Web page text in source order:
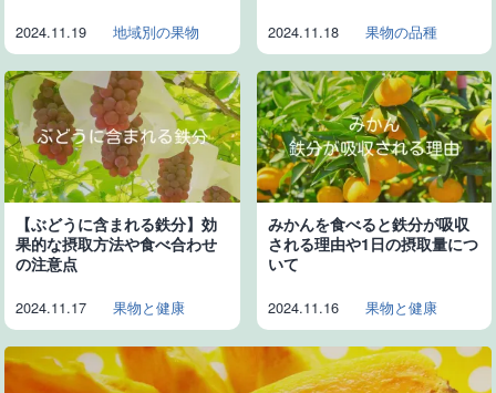
2024.11.19 地域別の果物 2024.11.18 果物の品種
【ぶどうに含まれる鉄分】効
果的な摂取方法や食べ合わせ
の注意点
2024.11.17 果物と健康
みかんを食べると鉄分が吸収
される理由や1日の摂取量につ
いて
2024.11.16 果物と健康